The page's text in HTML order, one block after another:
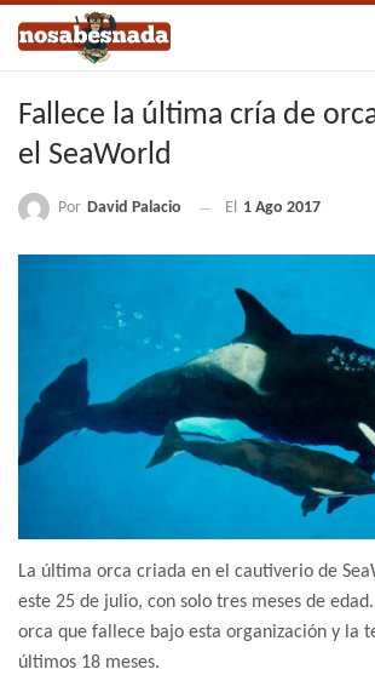
Fallece la última cría de
el SeaWorld
Por David Palacio El 1 Ago 2017
La última orca criada en el cautiverio de
este 25 de julio, con solo tres meses de
orca que fallece bajo esta organización y la
últimos 18 meses.